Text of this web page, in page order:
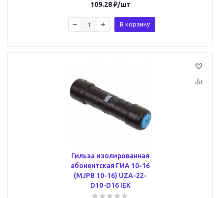
109.28₽/шт
В корзину
Гильза изолированная
абонентская ГИА 10-16
(MJPB 10-16) UZA-22-
D10-D16 IEK